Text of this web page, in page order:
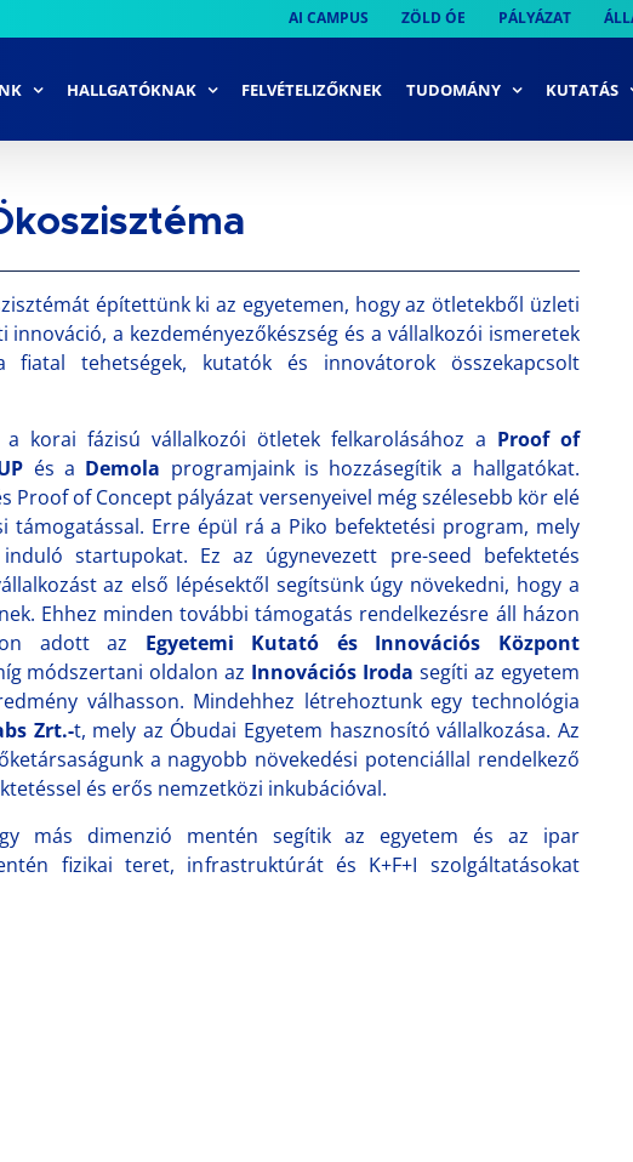
AI CAMPUS ZÖLD ÓE PÁLYÁZAT
HALLGATÓKNAK FELVÉTELIZŐKNEK TUDOMÁNY KUTATÁS
építettünk ki az egyetemen, hogy az ötletekből üzleti
a kezdeményezőkészség és a vállalkozói ismeretek
fiatal tehetségek, kutatók és innovátorok összekapcsolt
korai fázisú vállalkozói ötletek felkarolásához a Proof of
és a Demola programjaink is hozzásegítik a hallgatókat.
Proof of Concept pályázat versenyeivel még szélesebb kör elé
Erre épül rá a Piko befektetési program, mely
startupokat. Ez az úgynevezett pre-seed befektetés
az első lépésektől segítsünk úgy növekedni, hogy a
Ehhez minden további támogatás rendelkezésre áll házon
adott az Egyetemi Kutató és Innovációs Központ
módszertani oldalon az Innovációs Iroda segíti az egyetem
válhasson. Mindehhez létrehoztunk egy technológia
Zrt.-t, mely az Óbudai Egyetem hasznosító vállalkozása. Az
a nagyobb növekedési potenciállal rendelkező
és erős nemzetközi inkubációval.
más dimenzió mentén segítik az egyetem és az ipar
fizikai teret, infrastruktúrát és K+F+I szolgáltatásokat